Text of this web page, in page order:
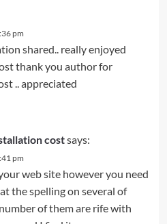
pm
shared.. really enjoyed
thank you author for
.. appreciated
costsays:
pm
web site however you need
the spelling on several of
of them are rife with